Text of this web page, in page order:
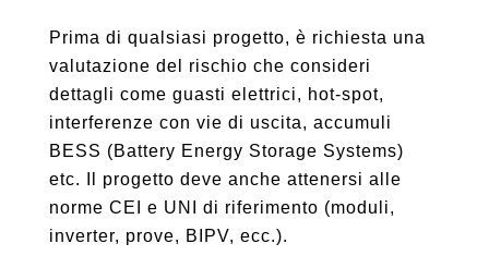
Prima di qualsiasi progetto, è richiesta una
valutazione del rischio che consideri
dettagli come guasti elettrici, hot‑spot,
interferenze con vie di uscita, accumuli
BESS (Battery Energy Storage Systems)
etc. Il progetto deve anche attenersi alle
norme CEI e UNI di riferimento (moduli,
inverter, prove, BIPV, ecc.).